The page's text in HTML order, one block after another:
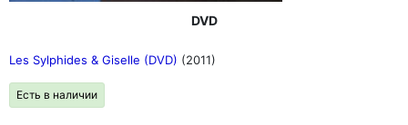
DVD
Les Sylphides & Giselle (DVD) (2011)
Есть в наличии